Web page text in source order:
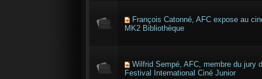
François Catonné, AFC expose au
MK2 Bibliothèque
Wilfrid Sempé, AFC, membre du jury
Festival International Ciné Junior